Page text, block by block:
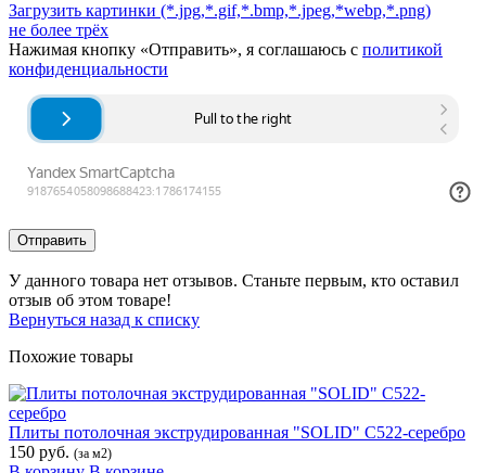
Загрузить картинки (*.jpg,*.gif,*.bmp,*.jpeg,*webp,*.png)
не более трёх
Нажимая кнопку «Отправить», я соглашаюсь с политикой
конфиденциальности
Отправить
У данного товара нет отзывов. Станьте первым, кто оставил
отзыв об этом товаре!
Вернуться назад к списку
Похожие товары
Плиты потолочная экструдированная "SOLID" С522-серебро
150 руб. (за м2)